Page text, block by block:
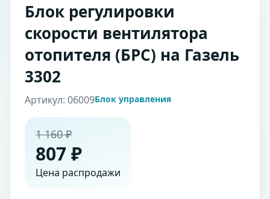
Блок регулировки
скорости вентилятора
отопителя (БРС) на Газель
3302
Артикул: 06009Блок управления
1 160 ₽
807 ₽
Цена распродажи